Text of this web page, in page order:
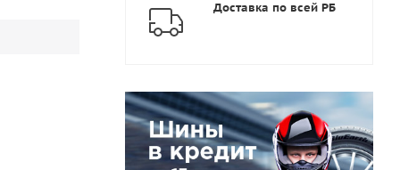
Доставка по всей РБ